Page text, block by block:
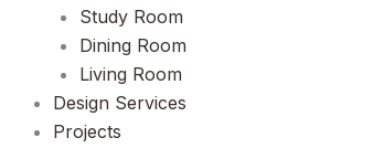
Study Room
Dining Room
Living Room
Design Services
Projects